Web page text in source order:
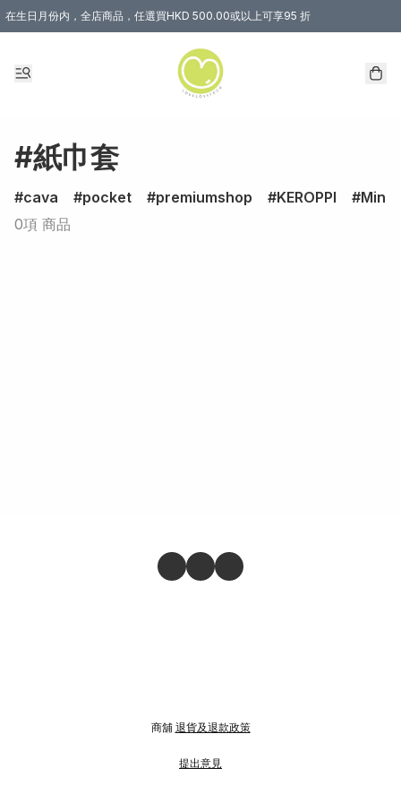
在生日月份内，全店商品，任選買HKD 500.00或以上可享95 折
#紙巾套
cava pocket premiumshop KEROPPI
0項 商品
商舖 退貨及退款政策
提出意見